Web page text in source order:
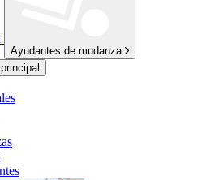
Ayudantes de mudanza